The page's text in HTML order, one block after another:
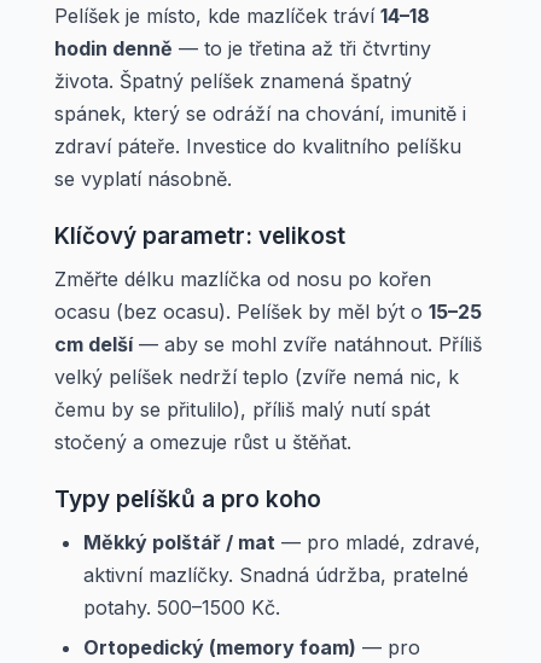
Pelíšek je místo, kde mazlíček tráví 14–18
hodin denně — to je třetina až tři čtvrtiny
života. Špatný pelíšek znamená špatný
spánek, který se odráží na chování, imunitě i
zdraví páteře. Investice do kvalitního pelíšku
se vyplatí násobně.
Klíčový parametr: velikost
Změřte délku mazlíčka od nosu po kořen
ocasu (bez ocasu). Pelíšek by měl být o 15–25
cm delší— aby se mohl zvíře natáhnout. Příliš
velký pelíšek nedrží teplo (zvíře nemá nic, k
čemu by se přitulilo), příliš malý nutí spát
stočený a omezuje růst u štěňat.
Typy pelíšků a pro koho
Měkký polštář / mat — pro mladé, zdravé,
aktivní mazlíčky. Snadná údržba, pratelné
potahy. 500–1500 Kč.
Ortopedický (memory foam) — pro